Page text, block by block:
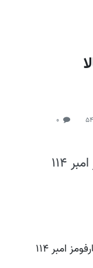
0
114
امبر 114